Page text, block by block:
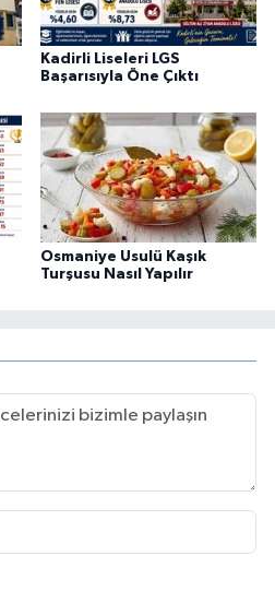
Kadirli Liseleri LGS
Başarısıyla Öne Çıktı
Osmaniye Usulü Kaşık
Turşusu Nasıl Yapılır